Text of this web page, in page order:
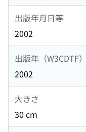
出版年月日等
2002
出版年（W3CDTF）
2002
大きさ
30 cm